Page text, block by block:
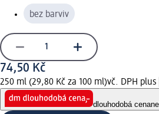
bez barviv
74,50 Kč
250 ml (29,80 Kč za 100 ml)vč. DPH plus
dlouhodobá cena